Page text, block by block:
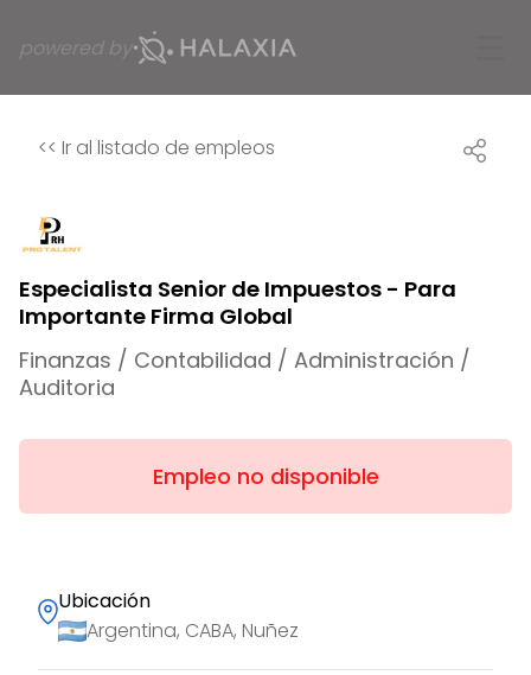
powered by
<< Ir al listado de empleos
Especialista Senior de Impuestos - Para
Importante Firma Global
Finanzas / Contabilidad / Administración /
Auditoria
Empleo no disponible
Ubicación
Argentina, CABA, Nuñez